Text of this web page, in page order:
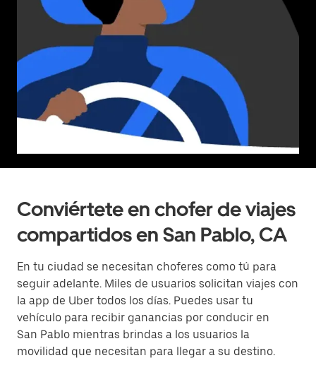
Conviértete en chofer de viajes
compartidos en San Pablo, CA
En tu ciudad se necesitan choferes como tú para
seguir adelante. Miles de usuarios solicitan viajes con
la app de Uber todos los días. Puedes usar tu
vehículo para recibir ganancias por conducir en
San Pablo mientras brindas a los usuarios la
movilidad que necesitan para llegar a su destino.